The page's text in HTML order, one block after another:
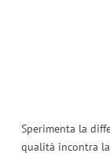
Sperimenta la
qualità incontra